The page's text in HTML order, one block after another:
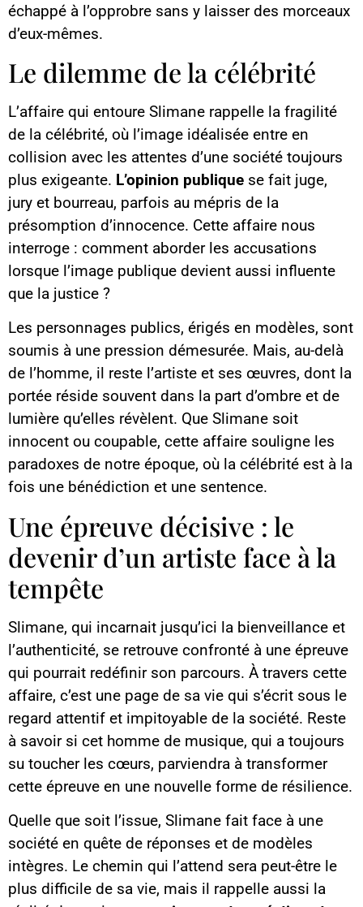
échappé à l’opprobre sans y laisser des morceaux
d’eux-mêmes.
Le dilemme de la célébrité
L’affaire qui entoure Slimane rappelle la fragilité
de la célébrité, où l’image idéalisée entre en
collision avec les attentes d’une société toujours
plus exigeante. L’opinion publique se fait juge,
jury et bourreau, parfois au mépris de la
présomption d’innocence. Cette affaire nous
interroge : comment aborder les accusations
lorsque l’image publique devient aussi influente
que la justice ?
Les personnages publics, érigés en modèles, sont
soumis à une pression démesurée. Mais, au-delà
de l’homme, il reste l’artiste et ses œuvres, dont la
portée réside souvent dans la part d’ombre et de
lumière qu’elles révèlent. Que Slimane soit
innocent ou coupable, cette affaire souligne les
paradoxes de notre époque, où la célébrité est à la
fois une bénédiction et une sentence.
Une épreuve décisive : le
devenir d’un artiste face à la
tempête
Slimane, qui incarnait jusqu’ici la bienveillance et
l’authenticité, se retrouve confronté à une épreuve
qui pourrait redéfinir son parcours. À travers cette
affaire, c’est une page de sa vie qui s’écrit sous le
regard attentif et impitoyable de la société. Reste
à savoir si cet homme de musique, qui a toujours
su toucher les cœurs, parviendra à transformer
cette épreuve en une nouvelle forme de résilience.
Quelle que soit l’issue, Slimane fait face à une
société en quête de réponses et de modèles
intègres. Le chemin qui l’attend sera peut-être le
plus difficile de sa vie, mais il rappelle aussi la